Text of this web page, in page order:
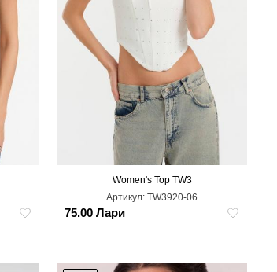
M
Women's Top TW3
Артикул:TW3920-06
75.00 Лари